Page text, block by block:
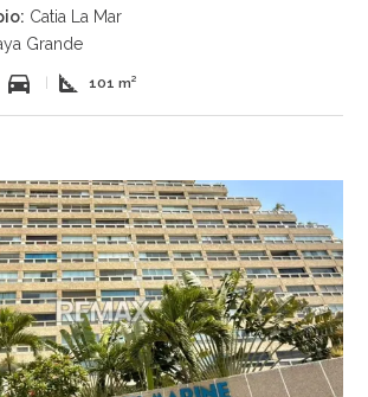
Catia La Mar
Grande
directions_car square_foot 101 m²